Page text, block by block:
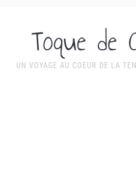
Toque de
UN VOYAGE AU COEUR DE LA